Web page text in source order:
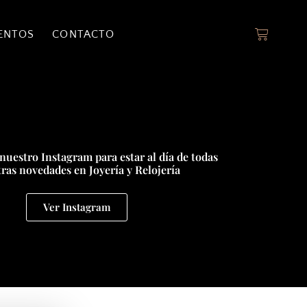
CONTACTO
Instagram para estar al día de todas
novedades en Joyería y Relojería
Ver Instagram